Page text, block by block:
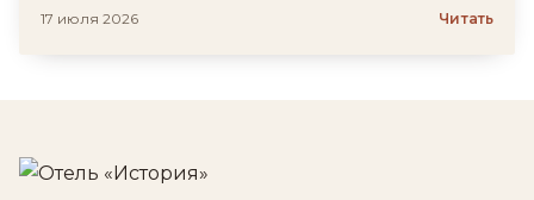
17 июля 2026 Читать